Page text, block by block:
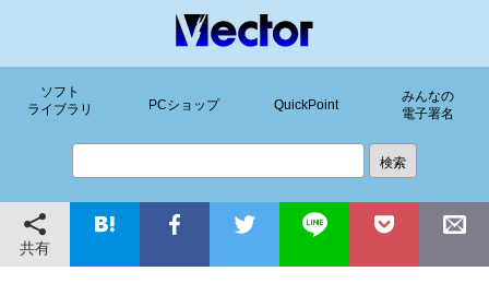
ソフト
ライブラリ
PCショップ QuickPoint
みんなの
電子署名
共有